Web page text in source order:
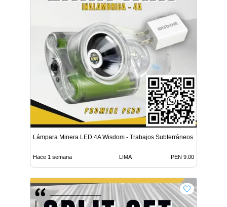
Lámpara Minera LED 4A Wisdom - Trabajos Subterráneos
Hace 1 semana LIMA PEN 9.00